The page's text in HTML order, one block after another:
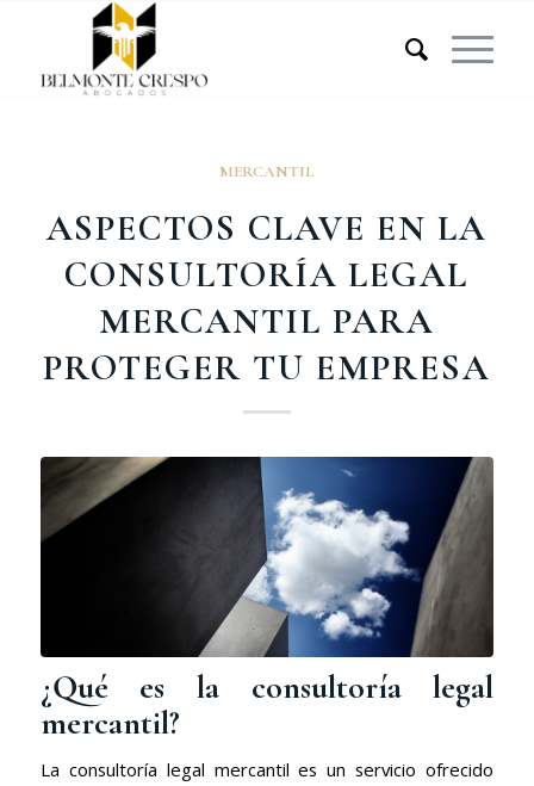
MERCANTIL
ASPECTOS CLAVE EN LA
CONSULTORÍA LEGAL
MERCANTIL PARA
PROTEGER TU EMPRESA
¿Qué es la consultoría legal
mercantil?
La consultoría legal mercantil es un servicio ofrecido